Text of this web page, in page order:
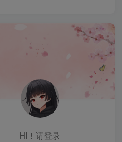
HI！请登录